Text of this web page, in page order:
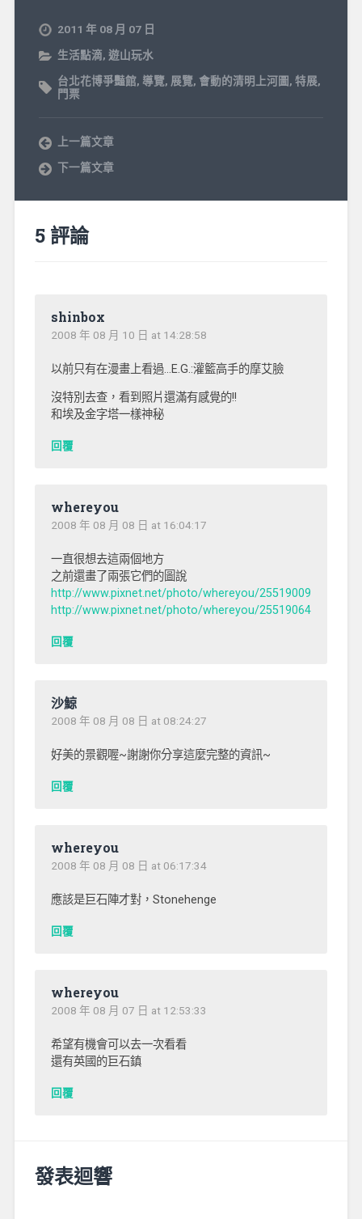
2011 年 08 月 07 日
生活點滴, 遊山玩水
台北花博爭豔館, 導覽, 展覽, 會動的清明上河圖, 特展,
門票
上一篇文章
下一篇文章
5 評論
shinbox
2008 年 08 月 10 日 at 14:28:58
以前只有在漫畫上看過…E.G.:灌籃高手的摩艾臉
沒特別去查，看到照片還滿有感覺的!!
和埃及金字塔一樣神秘
回覆
whereyou
2008 年 08 月 08 日 at 16:04:17
一直很想去這兩個地方
之前還畫了兩張它們的圖說
http://www.pixnet.net/photo/whereyou/25519009
http://www.pixnet.net/photo/whereyou/25519064
回覆
沙鯨
2008 年 08 月 08 日 at 08:24:27
好美的景觀喔~謝謝你分享這麼完整的資訊~
回覆
whereyou
2008 年 08 月 08 日 at 06:17:34
應該是巨石陣才對，Stonehenge
回覆
whereyou
2008 年 08 月 07 日 at 12:53:33
希望有機會可以去一次看看
還有英國的巨石鎮
回覆
發表迴響